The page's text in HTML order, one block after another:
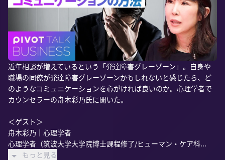
近年相談が増えているという「発達障害グレーゾーン」。自身や
職場の同僚が発達障害グレーゾーンかもしれないと感じたら、ど
のようなコミュニケーションを心がければ良いのか。心理学者で
カウンセラーの舟木彩乃氏に聞いた。
＜ゲスト＞
舟木彩乃｜心理学者
心理学者（筑波大学大学院博士課程修了/ヒューマン・ケア科...
もっと見る